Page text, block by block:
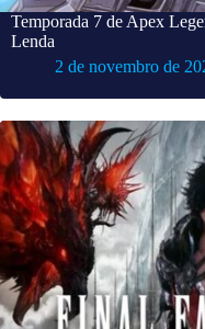
Temporada 7 de Apex
Lenda
2 de novembro de